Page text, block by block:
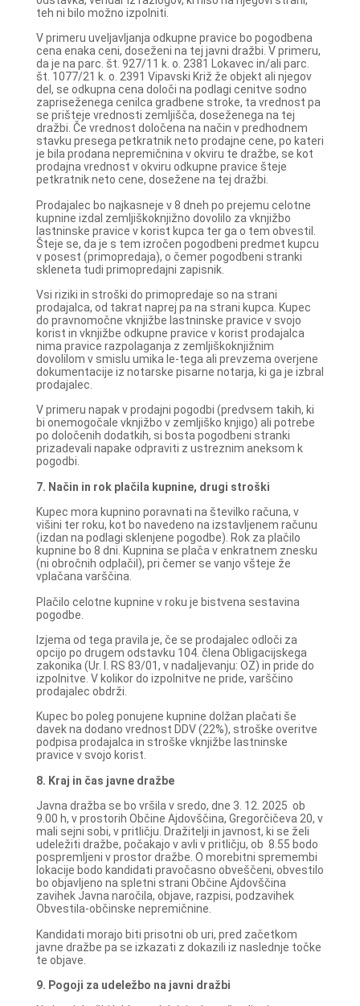
teh ni bilo možno izpolniti.
V primeru uveljavljanja odkupne pravice bo pogodbena
cena enaka ceni, doseženi na tej javni dražbi. V primeru,
da je na parc. št. 927/11 k. o. 2381 Lokavec in/ali parc.
št. 1077/21 k. o. 2391 Vipavski Križ že objekt ali njegov
del, se odkupna cena določi na podlagi cenitve sodno
zapriseženega cenilca gradbene stroke, ta vrednost pa
se prišteje vrednosti zemljišča, doseženega na tej
dražbi. Če vrednost določena na način v predhodnem
stavku presega petkratnik neto prodajne cene, po kateri
je bila prodana nepremičnina v okviru te dražbe, se kot
prodajna vrednost v okviru odkupne pravice šteje
petkratnik neto cene, dosežene na tej dražbi.
Prodajalec bo najkasneje v 8 dneh po prejemu celotne
kupnine izdal zemljiškoknjižno dovolilo za vknjižbo
lastninske pravice v korist kupca ter ga o tem obvestil.
Šteje se, da je s tem izročen pogodbeni predmet kupcu
v posest (primopredaja), o čemer pogodbeni stranki
skleneta tudi primopredajni zapisnik.
Vsi riziki in stroški do primopredaje so na strani
prodajalca, od takrat naprej pa na strani kupca. Kupec
do pravnomočne vknjižbe lastninske pravice v svojo
korist in vknjižbe odkupne pravice v korist prodajalca
nima pravice razpolaganja z zemljiškoknjižnim
dovolilom v smislu umika le-tega ali prevzema overjene
dokumentacije iz notarske pisarne notarja, ki ga je izbral
prodajalec.
V primeru napak v prodajni pogodbi (predvsem takih, ki
bi onemogočale vknjižbo v zemljiško knjigo) ali potrebe
po določenih dodatkih, si bosta pogodbeni stranki
prizadevali napake odpraviti z ustreznim aneksom k
pogodbi.
7. Način in rok plačila kupnine, drugi stroški
Kupec mora kupnino poravnati na številko računa, v
višini ter roku, kot bo navedeno na izstavljenem računu
(izdan na podlagi sklenjene pogodbe). Rok za plačilo
kupnine bo 8 dni. Kupnina se plača v enkratnem znesku
(ni obročnih odplačil), pri čemer se vanjo všteje že
vplačana varščina.
Plačilo celotne kupnine v roku je bistvena sestavina
pogodbe.
Izjema od tega pravila je, če se prodajalec odloči za
opcijo po drugem odstavku 104. člena Obligacijskega
zakonika (Ur. l. RS 83/01, v nadaljevanju: OZ) in pride do
izpolnitve. V kolikor do izpolnitve ne pride, varščino
prodajalec obdrži.
Kupec bo poleg ponujene kupnine dolžan plačati še
davek na dodano vrednost DDV (22%), stroške overitve
podpisa prodajalca in stroške vknjižbe lastninske
pravice v svojo korist.
8. Kraj in čas javne dražbe
Javna dražba se bo vršila v sredo, dne 3. 12. 2025 ob
9.00 h, v prostorih Občine Ajdovščina, Gregorčičeva 20, v
mali sejni sobi, v pritličju. Dražitelji in javnost, ki se želi
udeležiti dražbe, počakajo v avli v pritličju, ob 8.55 bodo
pospremljeni v prostor dražbe. O morebitni spremembi
lokacije bodo kandidati pravočasno obveščeni, obvestilo
bo objavljeno na spletni strani Občine Ajdovščina
zavihek Javna naročila, objave, razpisi, podzavihek
Obvestila-občinske nepremičnine.
Kandidati morajo biti prisotni ob uri, pred začetkom
javne dražbe pa se izkazati z dokazili iz naslednje točke
te objave.
9. Pogoji za udeležbo na javni dražbi